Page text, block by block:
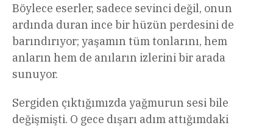
Böylece eserler, sadece sevinci değil, onun
ardında duran ince bir hüzün perdesini de
barındırıyor; yaşamın tüm tonlarını, hem
anların hem de anıların izlerini bir arada
sunuyor.
Sergiden çıktığımızda yağmurun sesi bile
değişmişti. O gece dışarı adım attığımdaki